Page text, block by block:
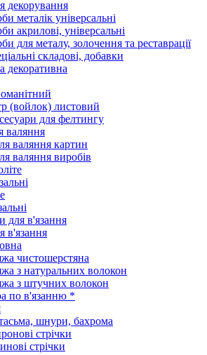
декорування
металік універсальні
акрилові, універсальні
для металу, золочення та реставрації
складові, добавки
декоративна
(войлок) листовий
для фелтингу
валяння
валяння картин
валяння виробів
для в'язання
в'язання
чистошерстяна
з натуральних волокон
з штучних волокон
по в'язанню *
шнури, бахрома
стрічки
стрічки